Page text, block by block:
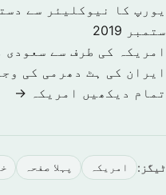
یورپ کا نیوکلیئر سے
ستمبر 2019
امریکہ کی طرف سے
ایران کی ہٹ دھرمی کی
تمام دیکھیں امريكہ →
ٹیگز: امريكہ پہلا صفحہ